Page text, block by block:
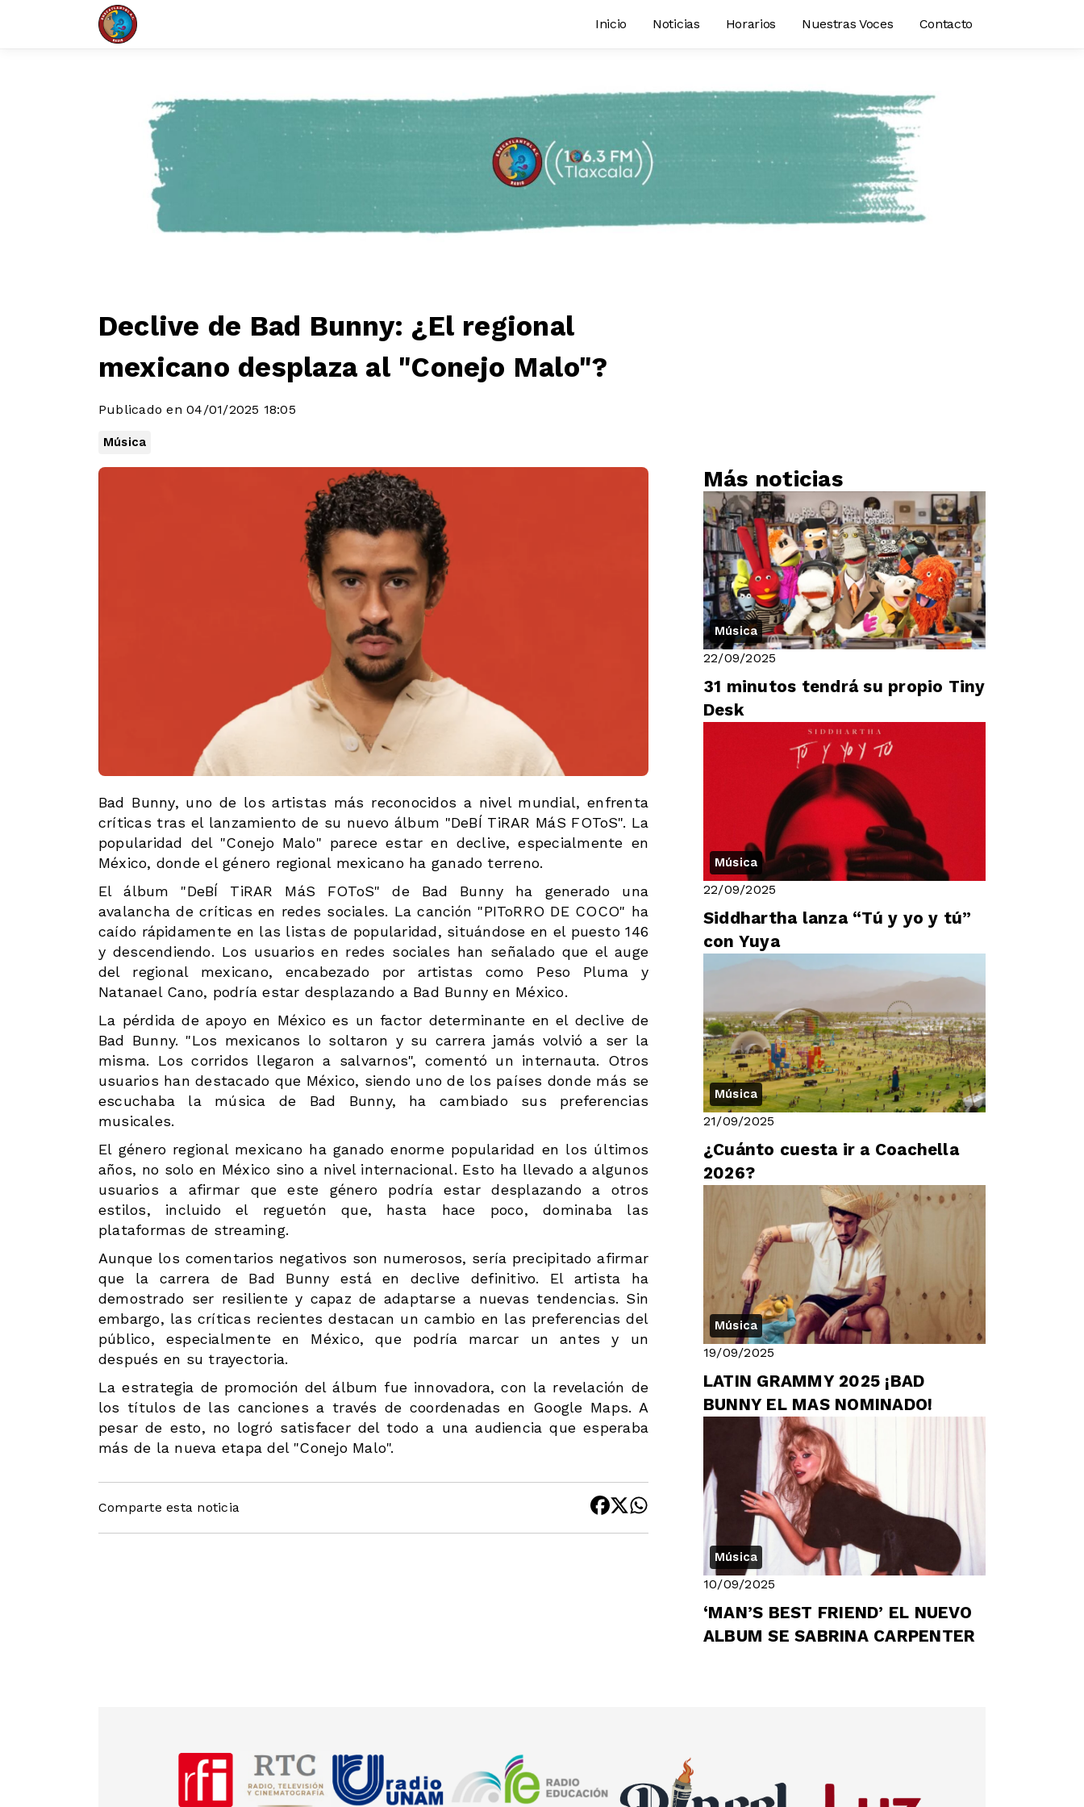
Inicio Noticias Horarios Nuestras Voces Contacto
Declive de Bad Bunny: ¿El regional
mexicano desplaza al "Conejo Malo"?
Publicado en 04/01/2025 18:05
Música
Bad Bunny, uno de los artistas más reconocidos a nivel mundial, enfrenta
críticas tras el lanzamiento de su nuevo álbum "DeBÍ TiRAR MáS FOToS". La
popularidad del "Conejo Malo" parece estar en declive, especialmente en
México, donde el género regional mexicano ha ganado terreno.
El álbum "DeBÍ TiRAR MáS FOToS" de Bad Bunny ha generado una
avalancha de críticas en redes sociales. La canción "PIToRRO DE COCO" ha
caído rápidamente en las listas de popularidad, situándose en el puesto 146
y descendiendo. Los usuarios en redes sociales han señalado que el auge
del regional mexicano, encabezado por artistas como Peso Pluma y
Natanael Cano, podría estar desplazando a Bad Bunny en México.
La pérdida de apoyo en México es un factor determinante en el declive de
Bad Bunny. "Los mexicanos lo soltaron y su carrera jamás volvió a ser la
misma. Los corridos llegaron a salvarnos", comentó un internauta. Otros
usuarios han destacado que México, siendo uno de los países donde más se
escuchaba la música de Bad Bunny, ha cambiado sus preferencias
musicales.
El género regional mexicano ha ganado enorme popularidad en los últimos
años, no solo en México sino a nivel internacional. Esto ha llevado a algunos
usuarios a afirmar que este género podría estar desplazando a otros
estilos, incluido el reguetón que, hasta hace poco, dominaba las
plataformas de streaming.
Aunque los comentarios negativos son numerosos, sería precipitado afirmar
que la carrera de Bad Bunny está en declive definitivo. El artista ha
demostrado ser resiliente y capaz de adaptarse a nuevas tendencias. Sin
embargo, las críticas recientes destacan un cambio en las preferencias del
público, especialmente en México, que podría marcar un antes y un
después en su trayectoria.
La estrategia de promoción del álbum fue innovadora, con la revelación de
los títulos de las canciones a través de coordenadas en Google Maps. A
pesar de esto, no logró satisfacer del todo a una audiencia que esperaba
más de la nueva etapa del "Conejo Malo".
Comparte esta noticia
Más noticias
Música
22/09/2025
31 minutos tendrá su propio Tiny
Desk
Música
22/09/2025
Siddhartha lanza “Tú y yo y tú”
con Yuya
Música
21/09/2025
¿Cuánto cuesta ir a Coachella
2026?
Música
19/09/2025
LATIN GRAMMY 2025 ¡BAD
BUNNY EL MAS NOMINADO!
Música
10/09/2025
‘MAN’S BEST FRIEND’ EL NUEVO
ALBUM SE SABRINA CARPENTER